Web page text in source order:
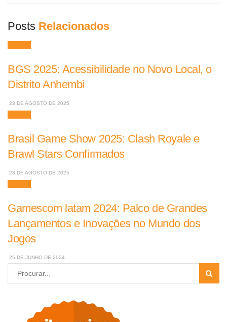
Posts Relacionados
BGS 2025: Acessibilidade no Novo Local, o
Distrito Anhembi
23 DE AGOSTO DE 2025
Brasil Game Show 2025: Clash Royale e
Brawl Stars Confirmados
23 DE AGOSTO DE 2025
Gamescom latam 2024: Palco de Grandes
Lançamentos e Inovações no Mundo dos
Jogos
25 DE JUNHO DE 2024